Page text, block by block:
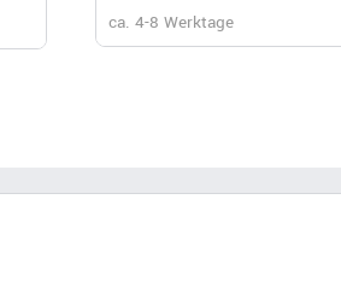
ca. 4-5 Wochen
ca. 4-8 Werktage